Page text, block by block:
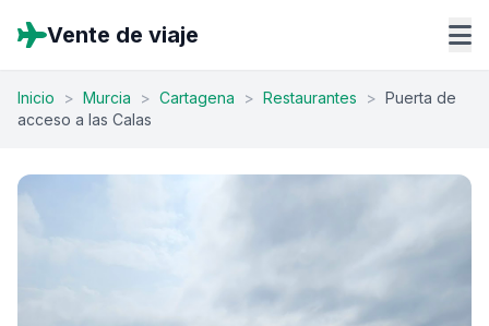
Vente de viaje
Inicio > Murcia > Cartagena > Restaurantes > Puerta de
acceso a las Calas